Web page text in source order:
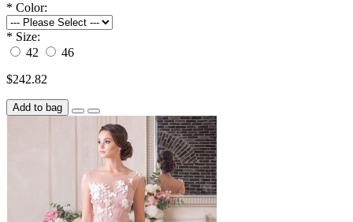
* Color:
* Size:
42
46
$242.82
Add to bag